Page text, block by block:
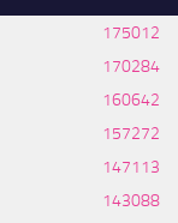
175012
170284
160642
157272
147113
143088